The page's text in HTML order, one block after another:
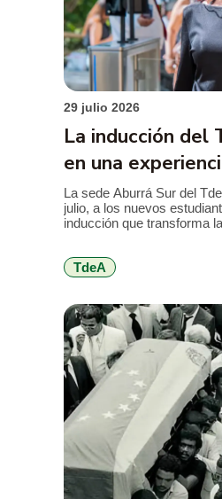
29 julio 2026
La inducción del
en una
nuevos
La sede Aburrá Sur del
julio, a los nuevos
inducción que transforma
acercar a los jóvenes a los
TdeA